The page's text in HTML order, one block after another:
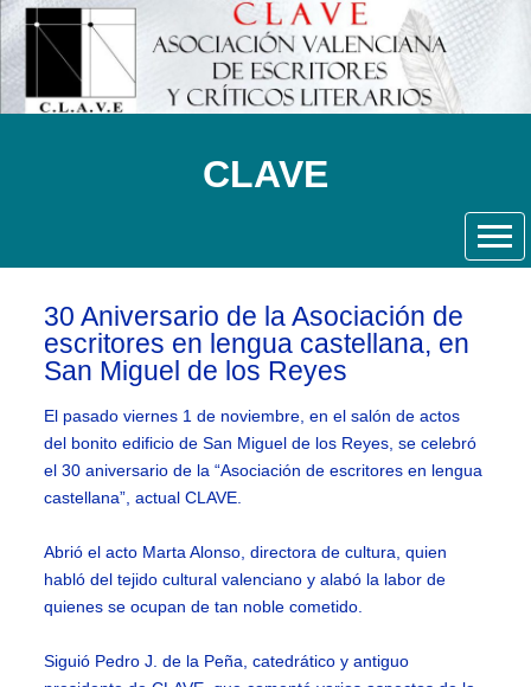
CLAVE
30 Aniversario de la Asociación de
escritores en lengua castellana, en
San Miguel de los Reyes
El pasado viernes 1 de noviembre, en el salón de actos
del bonito edificio de San Miguel de los Reyes, se celebró
el 30 aniversario de la “Asociación de escritores en lengua
castellana”, actual CLAVE.
Abrió el acto Marta Alonso, directora de cultura, quien
habló del tejido cultural valenciano y alabó la labor de
quienes se ocupan de tan noble cometido.
Siguió Pedro J. de la Peña, catedrático y antiguo